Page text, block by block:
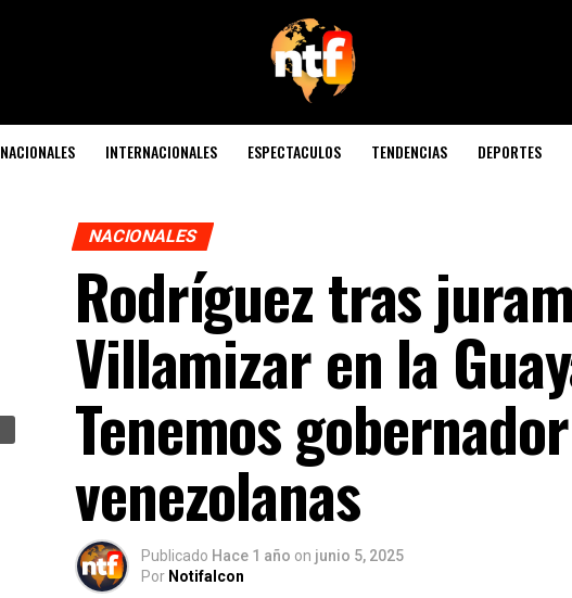
NACIONALES INTERNACIONALES ESPECTACULOS TENDENCIAS DEPORTES
NACIONALES
Rodríguez tras
Villamizar en la
Tenemos
venezolanas
Publicado Hace 1 año on junio 5, 2025
Por Notifalcon